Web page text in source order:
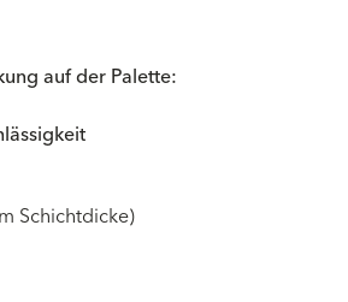
auf der Palette:
Schichtdicke)